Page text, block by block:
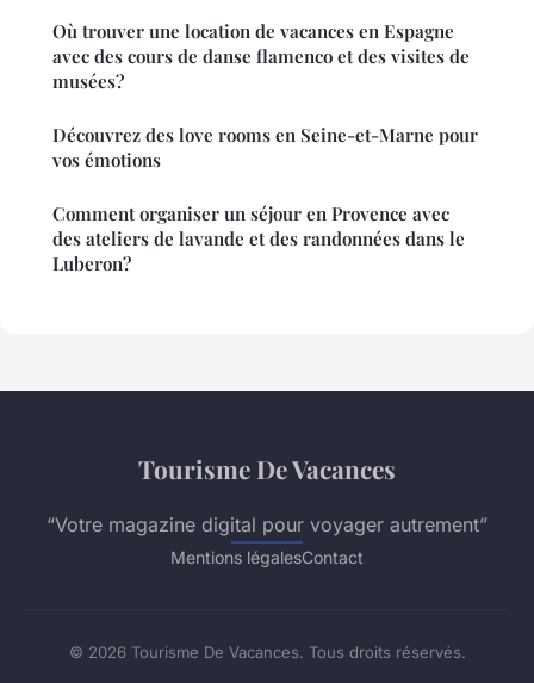
Où trouver une location de vacances en Espagne
avec des cours de danse flamenco et des visites de
musées?
Découvrez des love rooms en Seine-et-Marne pour
vos émotions
Comment organiser un séjour en Provence avec
des ateliers de lavande et des randonnées dans le
Luberon?
Tourisme De Vacances
“Votre magazine digital pour voyager autrement”
Mentions légalesContact
© 2026 Tourisme De Vacances. Tous droits réservés.